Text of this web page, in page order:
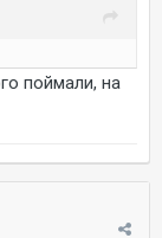
поймали, на